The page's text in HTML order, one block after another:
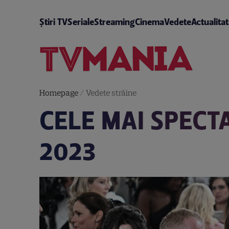
Știri TVSerialeStreamingCinemaVedete
Homepage/ Vedete străine
CELE MAI
2023